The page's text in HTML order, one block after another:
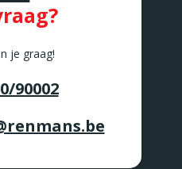
je graag!
90002